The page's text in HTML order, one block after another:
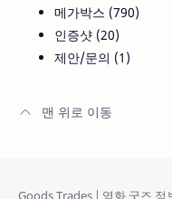
메가박스 790
인증샷 20
제안/문의
1